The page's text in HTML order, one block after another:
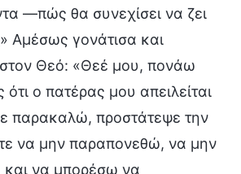
—πώς θα συνεχίσει να ζει
Αμέσως γονάτισα και
Θεό: «Θεέ μου, πονάω
ο πατέρας μου απειλείται
παρακαλώ, προστάτεψε την
να μην παραπονεθώ, να μην
να μπορέσω να